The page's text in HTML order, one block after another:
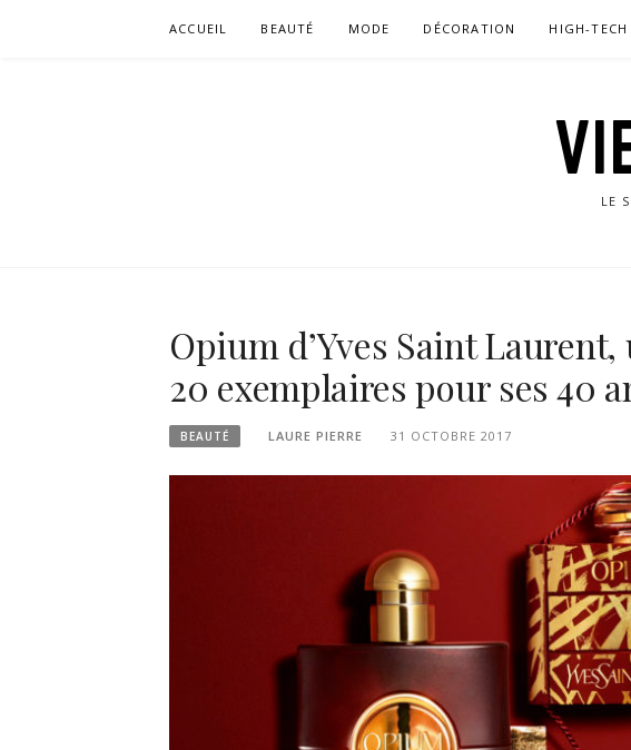
ACCUEIL BEAUTÉ MODE DÉCORATION HIGH-TECH
LE
Opium d’Yves Saint
20 exemplaires pour ses 40
BEAUTÉ LAURE PIERRE 31 OCTOBRE 2017